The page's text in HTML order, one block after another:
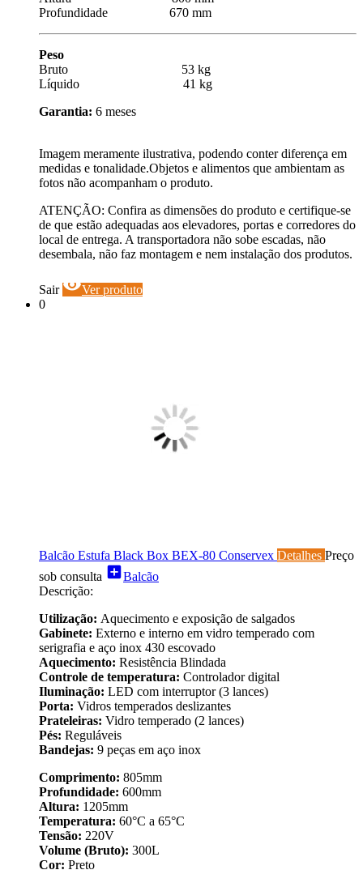
Profundidade 670 mm
Peso
Bruto 53 kg
Líquido 41 kg
Garantia: 6 meses
Imagem meramente ilustrativa, podendo conter diferença em
medidas e tonalidade.Objetos e alimentos que ambientam as
fotos não acompanham o produto.
ATENÇÃO: Confira as dimensões do produto e certifique-se
de que estão adequadas aos elevadores, portas e corredores do
local de entrega. A transportadora não sobe escadas, não
desembala, não faz montagem e nem instalação dos produtos.
Sair visibilityVer produto
0
Balcão Estufa Black Box BEX-80 Conservex Detalhes Preço
sob consulta add_boxBalcão
Descrição:
Utilização: Aquecimento e exposição de salgados
Gabinete: Externo e interno em vidro temperado com
serigrafia e aço inox 430 escovado
Aquecimento: Resistência Blindada
Controle de temperatura: Controlador digital
Iluminação: LED com interruptor (3 lances)
Porta: Vidros temperados deslizantes
Prateleiras: Vidro temperado (2 lances)
Pés: Reguláveis
Bandejas: 9 peças em aço inox
Comprimento: 805mm
Profundidade: 600mm
Altura: 1205mm
Temperatura: 60°C a 65°C
Tensão: 220V
Volume (Bruto): 300L
Cor: Preto